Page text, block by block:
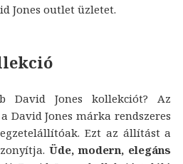
Jones outlet üzletet.
David Jones kollekciót? Az
David Jones márka rendszeres
Ezt az állítást a
Üde, modern, elegáns